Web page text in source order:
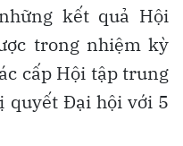
kết quả Hội
trong nhiệm kỳ
cấp Hội tập trung
quyết Đại hội với 5